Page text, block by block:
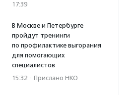
17:39
В Москве и Петербурге
пройдут тренинги
по профилактике выгорания
для помогающих
специалистов
15:32 · Прислано НКО